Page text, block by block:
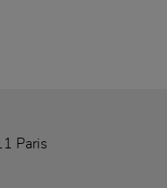
Paris